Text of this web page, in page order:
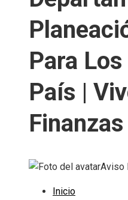
Para
País |
Finanzas
Aviso
Inicio